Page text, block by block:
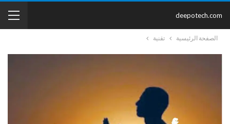
deepotech.com
الصفحة الرئيسية تقنية